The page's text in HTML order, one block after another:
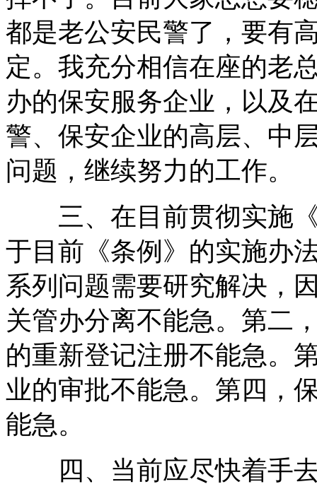
都是老公安民警了，要有
定。我充分相信在座的老
办的保安服务企业，以及
警、保安企业的高层、中
问题，继续努力的工作。
三、在目前贯彻实施《
于目前《条例》的实施办
系列问题需要研究解决，
关管办分离不能急。第二
的重新登记注册不能急。
业的审批不能急。第四，
能急。
四、当前应尽快着手去